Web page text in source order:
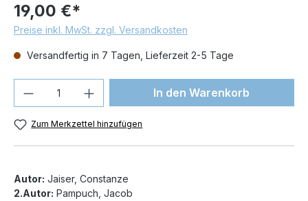
19,00 €*
Preise inkl. MwSt. zzgl. Versandkosten
Versandfertig in 7 Tagen, Lieferzeit 2-5 Tage
Produkt Anzahl: Gib denIn den Warenkorb
Zum Merkzettel hinzufügen
Autor: Jaiser, Constanze
2.Autor: Pampuch, Jacob